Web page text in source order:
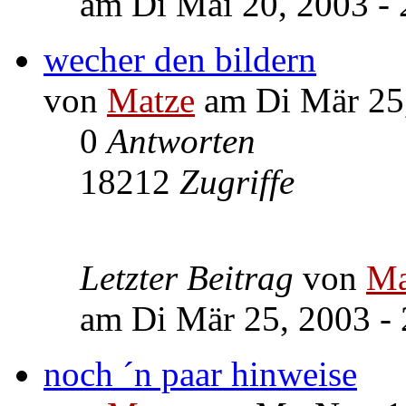
wecher den bildern
von Matze am Di Mär
0Antworten
18212 Zugriffe
Letzter Beitrag von
am Di Mär 25, 2003 -
noch ´n paar hinweise